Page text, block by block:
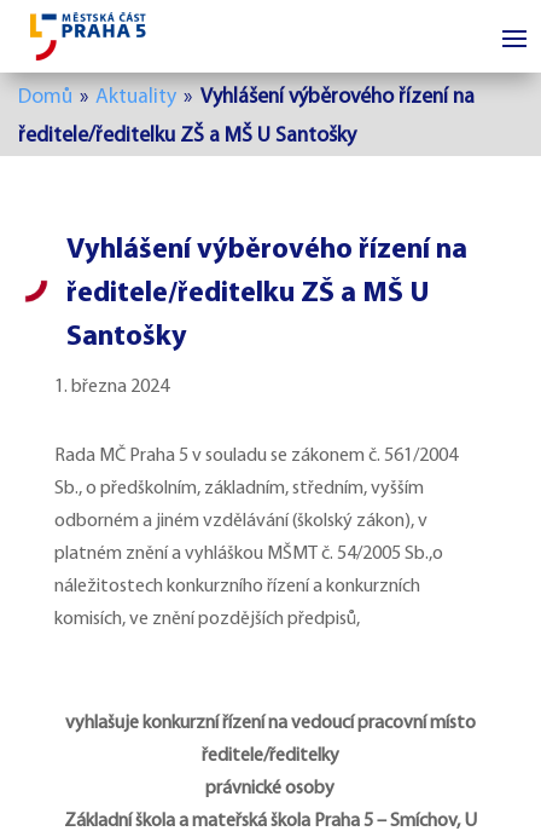
Domů » Aktuality » Vyhlášení výběrového řízení na
ředitele/ředitelku ZŠ a MŠ U Santošky
Vyhlášení výběrového řízení na
ředitele/ředitelku ZŠ a MŠ U
Santošky
1. března 2024
Rada MČ Praha 5 v souladu se zákonem č. 561/2004
Sb., o předškolním, základním, středním, vyšším
odborném a jiném vzdělávání (školský zákon), v
platném znění a vyhláškou MŠMT č. 54/2005 Sb.,o
náležitostech konkurzního řízení a konkurzních
komisích, ve znění pozdějších předpisů,
vyhlašuje konkurzní řízení na vedoucí pracovní místo
ředitele/ředitelky
právnické osoby
Základní škola a mateřská škola Praha 5 – Smíchov, U